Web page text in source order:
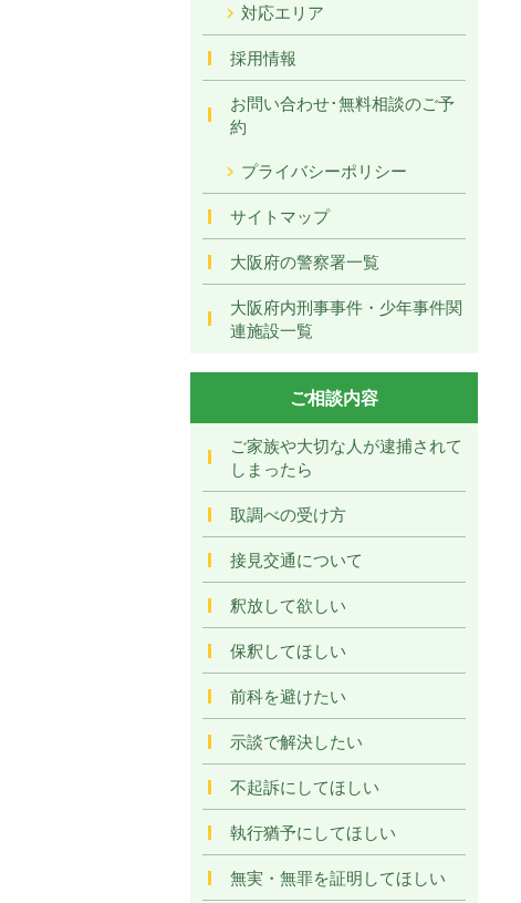
対応エリア
採用情報
お問い合わせ･無料相談のご予
約
プライバシーポリシー
サイトマップ
大阪府の警察署一覧
大阪府内刑事事件・少年事件関
連施設一覧
ご相談内容
ご家族や大切な人が逮捕されて
しまったら
取調べの受け方
接見交通について
釈放して欲しい
保釈してほしい
前科を避けたい
示談で解決したい
不起訴にしてほしい
執行猶予にしてほしい
無実・無罪を証明してほしい